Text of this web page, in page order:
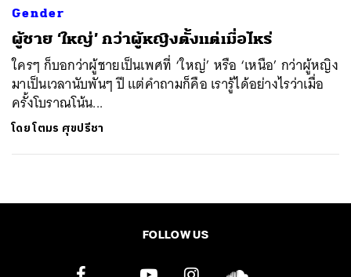
Gender
ผู้ชาย ‘ใหญ่’ กว่าผู้หญิงตั้งแต่เมื่อไหร่
ใครๆ ก็บอกว่าผู้ชายเป็นเพศที่ ‘ใหญ่’ หรือ ‘เหนือ’ กว่าผู้หญิง
มาเป็นเวลานับพันๆ ปี แต่คำถามก็คือ เรารู้ได้อย่างไรว่าเมื่อ
ครั้งโบราณโน้น...
โดยโตมร ศุขปรีชา
FOLLOW US